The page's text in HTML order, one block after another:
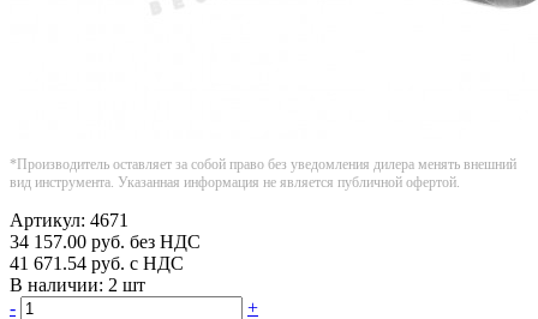
*Производитель оставляет за собой право без уведомления дилера менять внешний
вид инструмента. Указанная информация не является публичной офертой.
Артикул: 4671
34 157.00 руб. без НДС
41 671.54 руб. с НДС
В наличии: 2 шт
-
+